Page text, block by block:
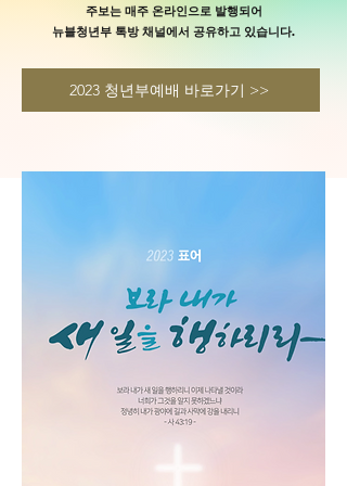
​주보는 매주 온라인으로 발행되어
뉴블청년부 톡방 채널에서 공유하고 있습니다.
2023 청년부예배 바로가기 >>